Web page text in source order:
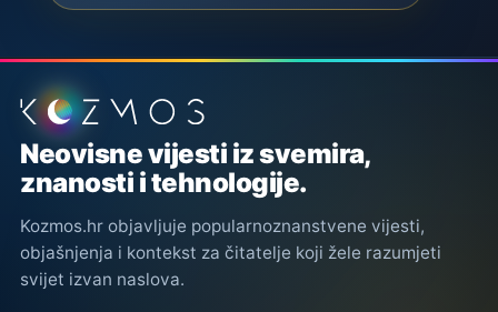
Podnožje stranice
Neovisne vijesti iz svemira,
znanosti i tehnologije.
Kozmos.hr objavljuje popularnoznanstvene vijesti,
objašnjenja i kontekst za čitatelje koji žele razumjeti
svijet izvan naslova.